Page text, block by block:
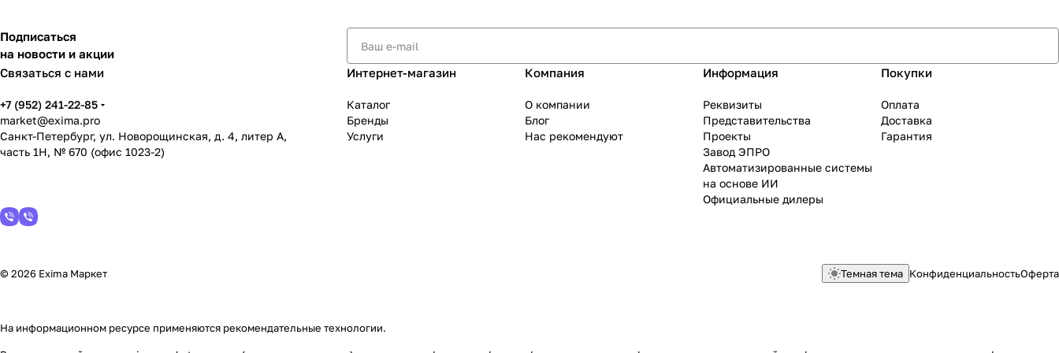
Подписаться
на новости и акции
Связаться с нами
+7 (952) 241-22-85
market@exima.pro
Санкт-Петербург, ул. Новорощинская, д. 4, литер А,
часть 1Н, № 670 (офис 1023-2)
Интернет-магазин
Каталог
Бренды
Услуги
Компания
О компании
Блог
Нас рекомендуют
Информация
Реквизиты
Представительства
Проекты
Завод ЭПРО
Автоматизированные системы
на основе ИИ
Официальные дилеры
Покупки
Оплата
Доставка
Гарантия
© 2026 Exima Маркет Темная тема КонфиденциальностьОферта
На информационном ресурсе применяются рекомендательные технологии.